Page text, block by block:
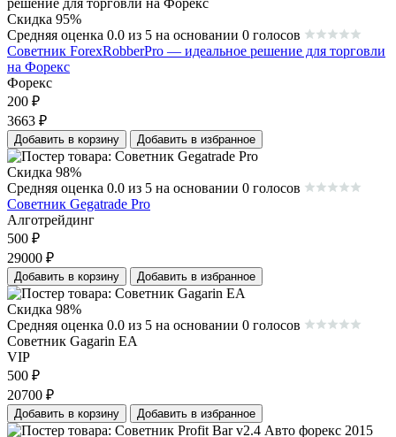
Скидка 95%
Средняя оценка 0.0 из 5 на основании 0 голосов
Советник ForexRobberPro — идеальное решение для торговли
на Форекс
Форекс
200 ₽
3663 ₽
Добавить в корзину Добавить в избранное
Скидка 98%
Средняя оценка 0.0 из 5 на основании 0 голосов
Советник Gegatrade Pro
Алготрейдинг
500 ₽
29000 ₽
Добавить в корзину Добавить в избранное
Скидка 98%
Средняя оценка 0.0 из 5 на основании 0 голосов
Советник Gagarin EA
VIP
500 ₽
20700 ₽
Добавить в корзину Добавить в избранное